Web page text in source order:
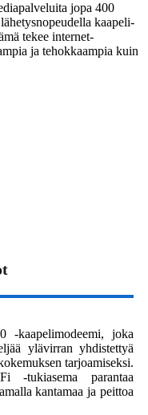
jopa 400
kaapeli-
tekee internet-
ja tehokkaampia kuin
kaapelimodeemi, joka
ylävirran yhdistettyä
tarjoamiseksi.
-tukiasema parantaa
kantamaa ja peittoa